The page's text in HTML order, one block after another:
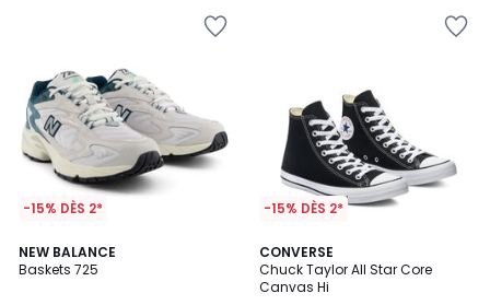
-15% DÈS 2*
NEW BALANCE
Baskets 725
-15% DÈS 2*
CONVERSE
Chuck Taylor All Star Core
Canvas Hi
4,7
/ 5